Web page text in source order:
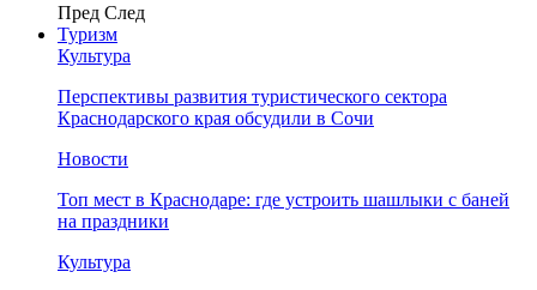
Пред След
Туризм
Культура
Перспективы развития туристического сектора
Краснодарского края обсудили в Сочи
Новости
Топ мест в Краснодаре: где устроить шашлыки с баней
на праздники
Культура